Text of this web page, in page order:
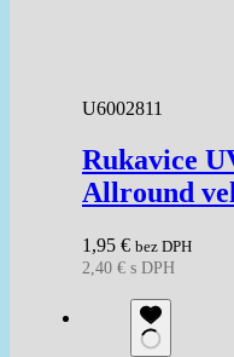
U6002811
Rukavice
Allround
1,95 € bez DPH
2,40 € s DPH